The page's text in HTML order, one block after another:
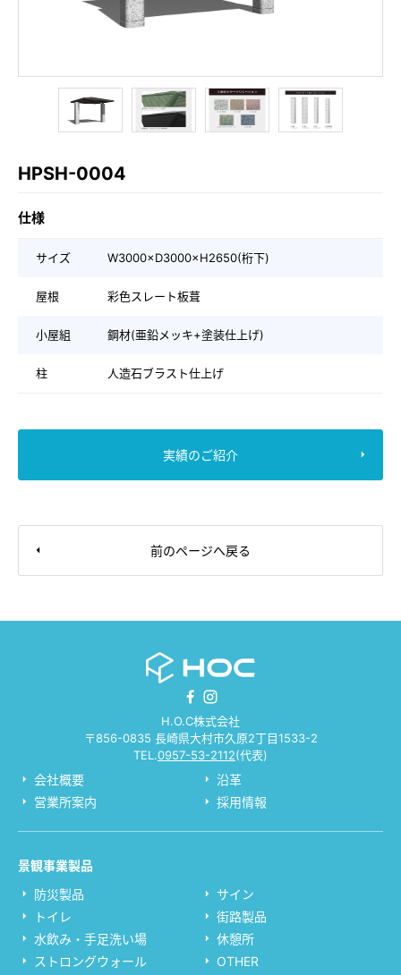
HPSH-0004
仕様
サイズ W3000×D3000×H2650(桁下)
屋根 彩色スレート板葺
小屋組 鋼材(亜鉛メッキ+塗装仕上げ)
柱 人造石ブラスト仕上げ
実績のご紹介
前のページへ戻る
H.O.C株式会社
〒856-0835 長崎県大村市久原2丁目1533-2
TEL.0957-53-2112(代表)
会社概要
沿革
営業所案内
採用情報
景観事業製品
防災製品
トイレ
水飲み・手足洗い場
ストロングウォール
サイン
街路製品
休憩所
OTHER